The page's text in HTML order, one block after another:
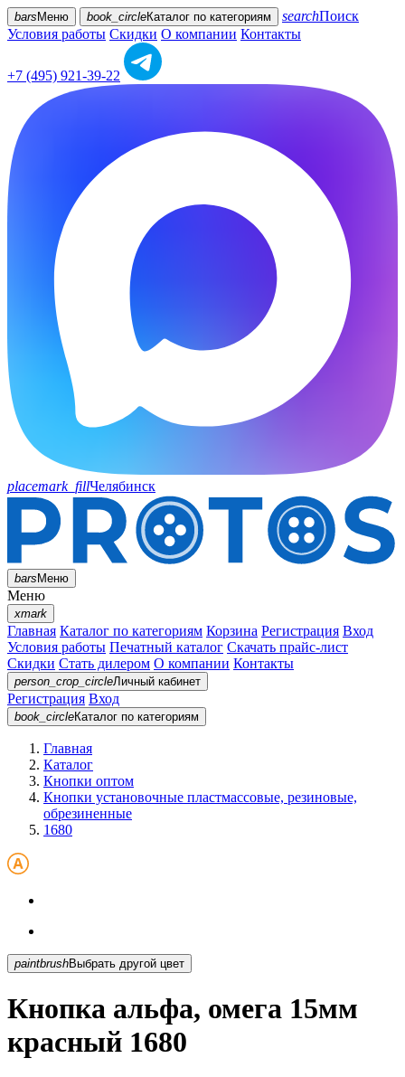
bars Меню book_circleКаталог по категориям searchПоиск
Условия работы Скидки О компании Контакты
+7 (495) 921-39-22
placemark_fillЧелябинск
barsМеню
Меню
xmark
Главная Каталог по категориям Корзина Регистрация Вход
Условия работы Печатный каталог Скачать прайс-лист
Скидки Стать дилером О компании Контакты
person_crop_circleЛичный кабинет
Регистрация Вход
book_circleКаталог по категориям
Главная
Каталог
Кнопки оптом
Кнопки установочные пластмассовые, резиновые,
обрезиненные
1680
paintbrush Выбрать другой цвет
Кнопка альфа, омега 15мм
красный 1680